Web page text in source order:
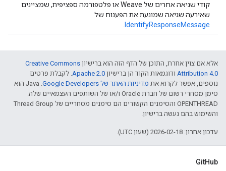
קודי שגיאה אחרים של Weave או פלטפורמה ספציפית, שמציינים
שאירעה שגיאה שמונעת את הפענוח של
IdentifyResponseMessage
אלא אם צוין אחרת, התוכן של הדף הזה הוא ברישיון Creative Commons
Attribution 4.0‏ ודוגמאות הקוד הן ברישיון Apache 2.0‏. לקבלת פרטים
נוספים, אפשר לקרוא את מדיניות האתר של Google Developers‏
.‏ Java הוא
סימן מסחרי רשום של חברת Oracle ו/או של השותפים העצמאיים שלה.
‫OPENTHREAD והסימנים הקשורים הם סימנים מסחריים של Thread Group
והשימוש בהם נעשה ברישיון.
עדכון אחרון: 2026-02-18 (שעון UTC).
GitHub